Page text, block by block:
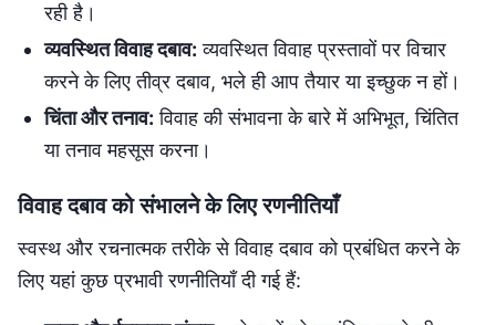
रही है।
व्यवस्थित विवाह दबाव: व्यवस्थित विवाह प्रस्तावों पर विचार
करने के लिए तीव्र दबाव, भले ही आप तैयार या इच्छुक न हों।
चिंता और तनाव: विवाह की संभावना के बारे में अभिभूत, चिंतित
या तनाव महसूस करना।
विवाह दबाव को संभालने के लिए रणनीतियाँ
स्वस्थ और रचनात्मक तरीके से विवाह दबाव को प्रबंधित करने के
लिए यहां कुछ प्रभावी रणनीतियाँ दी गई हैं: